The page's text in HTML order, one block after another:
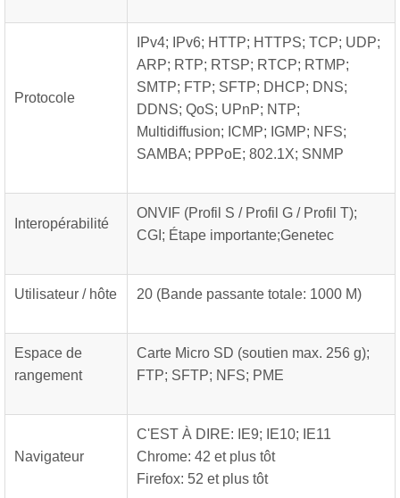
Protocole
IPv4; IPv6; HTTP; HTTPS; TCP; UDP;
ARP; RTP; RTSP; RTCP; RTMP;
SMTP; FTP; SFTP; DHCP; DNS;
DDNS; QoS; UPnP; NTP;
Multidiffusion; ICMP; IGMP; NFS;
SAMBA; PPPoE; 802.1X; SNMP
Interopérabilité
ONVIF (Profil S / Profil G / Profil T);
CGI; Étape importante;Genetec
Utilisateur / hôte 20 (Bande passante totale: 1000 M)
Espace de
rangement
Carte Micro SD (soutien max. 256 g);
FTP; SFTP; NFS; PME
Navigateur
C'EST À DIRE: IE9; IE10; IE11
Chrome: 42 et plus tôt
Firefox: 52 et plus tôt